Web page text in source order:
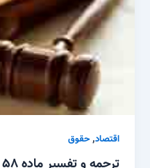
اقتصاد,حقوق